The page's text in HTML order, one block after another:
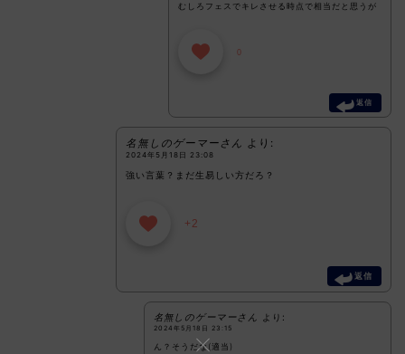
むしろフェスでキレさせる時点で相当だと思うが
0
返信
名無しのゲーマーさん より:
2024年5月18日 23:08
強い言葉？まだ生易しい方だろ？
+2
返信
名無しのゲーマーさん より:
2024年5月18日 23:15
ん？そうだな(適当)